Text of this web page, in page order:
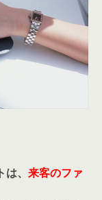
、 来客のファ